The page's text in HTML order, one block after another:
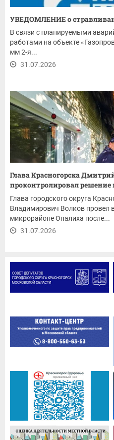
УВЕДОМЛЕНИЕ о
В связи с планируемыми
работами на объекте
мм 2-я...
31.07.2026
Глава Красногорска
проконтролировал решение
ремонт...
Глава городского округа
Владимирович Волков провел
микрорайоне Опалиха после...
31.07.2026